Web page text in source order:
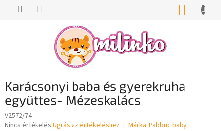
KOSÁR
Karácsonyi baba és gyerekruha
együttes- Mézeskalács
V2572/74
A
Nincs értékelés Ugrás az értékeléshez Márka: Pabbuc baby